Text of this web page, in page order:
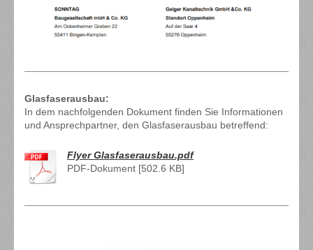
Glasfaserausbau:
In dem nachfolgenden Dokument finden Sie Informationen
und Ansprechpartner, den Glasfaserausbau betreffend:
Flyer Glasfaserausbau.pdf
PDF-Dokument [502.6 KB]